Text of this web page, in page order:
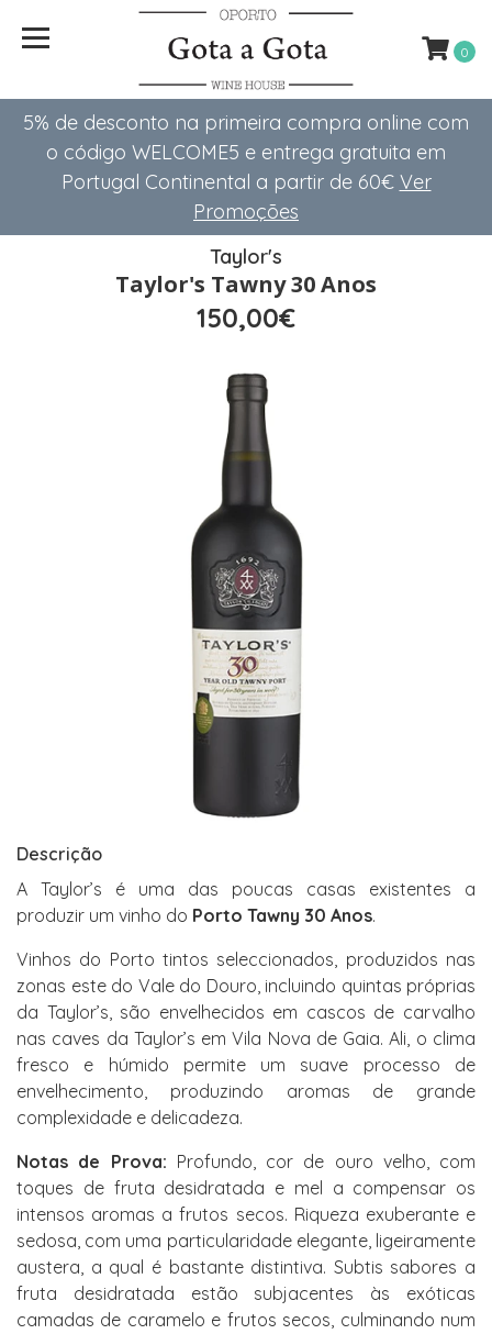
5% de desconto na primeira compra online com
o código WELCOME5 e entrega gratuita em
Portugal Continental a partir de 60€ Ver
Promoções
0
Taylor's
Taylor's Tawny 30 Anos
150,00€
Descrição
A Taylor’s é uma das poucas casas existentes a
produzir um vinho do Porto Tawny 30 Anos.
Vinhos do Porto tintos seleccionados, produzidos nas
zonas este do Vale do Douro, incluindo quintas próprias
da Taylor’s, são envelhecidos em cascos de carvalho
nas caves da Taylor’s em Vila Nova de Gaia. Ali, o clima
fresco e húmido permite um suave processo de
envelhecimento, produzindo aromas de grande
complexidade e delicadeza.
Notas de Prova: Profundo, cor de ouro velho, com
toques de fruta desidratada e mel a compensar os
intensos aromas a frutos secos. Riqueza exuberante e
sedosa, com uma particularidade elegante, ligeiramente
austera, a qual é bastante distintiva. Subtis sabores a
fruta desidratada estão subjacentes às exóticas
camadas de caramelo e frutos secos, culminando num